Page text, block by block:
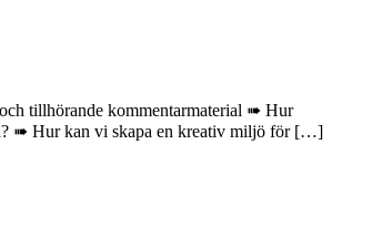
tillhörande kommentarmaterial ➠ Hur
➠ Hur kan vi skapa en kreativ miljö för […]